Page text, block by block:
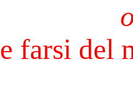
farsi del